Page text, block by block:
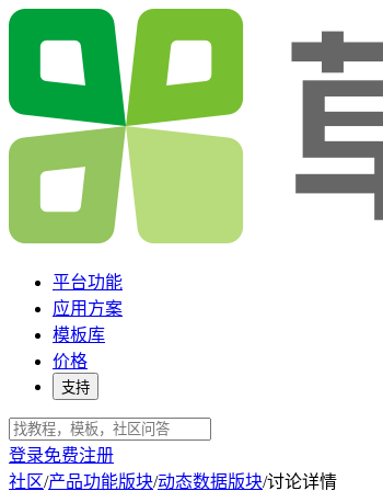
平台功能
应用方案
模板库
价格
支持
登录免费注册
社区/产品功能版块/动态数据版块/讨论详情